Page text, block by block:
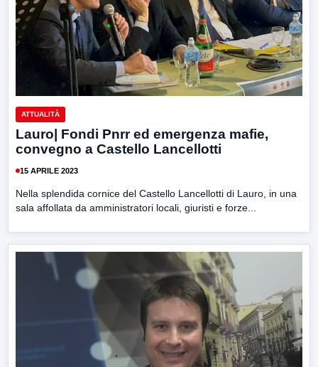
ATTUALITÀ
Lauro| Fondi Pnrr ed emergenza mafie,
convegno a Castello Lancellotti
15 APRILE 2023
Nella splendida cornice del Castello Lancellotti di Lauro, in una
sala affollata da amministratori locali, giuristi e forze...